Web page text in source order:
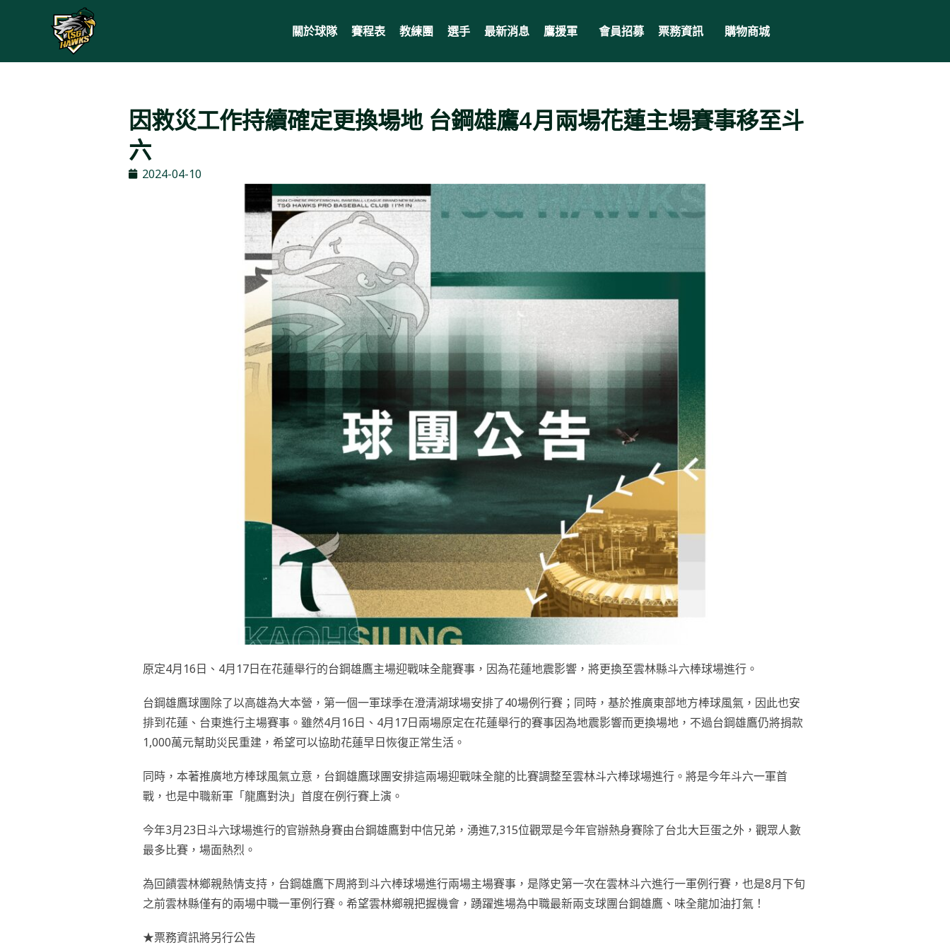
關於球隊 賽程表 教練團 選手 最新消息 鷹援軍 會員招募 票務資訊 購物商城
因救災工作持續確定更換場地 台鋼雄鷹4月兩場花蓮主場賽事移至斗
六
2024-04-10
原定4月16日、4月17日在花蓮舉行的台鋼雄鷹主場迎戰味全龍賽事，因為花蓮地震影響，將更換至雲林縣斗六棒球場進行。
台鋼雄鷹球團除了以高雄為大本營，第一個一軍球季在澄清湖球場安排了40場例行賽；同時，基於推廣東部地方棒球風氣，因此也安
排到花蓮、台東進行主場賽事。雖然4月16日、4月17日兩場原定在花蓮舉行的賽事因為地震影響而更換場地，不過台鋼雄鷹仍將捐款
1,000萬元幫助災民重建，希望可以協助花蓮早日恢復正常生活。
同時，本著推廣地方棒球風氣立意，台鋼雄鷹球團安排這兩場迎戰味全龍的比賽調整至雲林斗六棒球場進行。將是今年斗六一軍首
戰，也是中職新軍「龍鷹對決」首度在例行賽上演。
今年3月23日斗六球場進行的官辦熱身賽由台鋼雄鷹對中信兄弟，湧進7,315位觀眾是今年官辦熱身賽除了台北大巨蛋之外，觀眾人數
最多比賽，場面熱烈。
為回饋雲林鄉親熱情支持，台鋼雄鷹下周將到斗六棒球場進行兩場主場賽事，是隊史第一次在雲林斗六進行一軍例行賽，也是8月下旬
之前雲林縣僅有的兩場中職一軍例行賽。希望雲林鄉親把握機會，踴躍進場為中職最新兩支球團台鋼雄鷹、味全龍加油打氣！
★票務資訊將另行公告